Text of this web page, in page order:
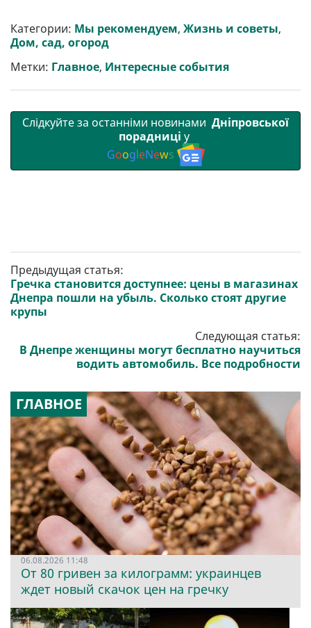
р
и
т
b
o
o
t
e
r
l g
r
s
A
r l
Категории: Мы рекомендуем, Жизнь и советы,
Дом, сад, огород
Метки: Главное, Интересные события
Слідкуйте за останніми новинами Дніпровської
порадниці у
GoogleNews
Предыдущая статья:
Гречка становится доступнее: цены в магазинах
Днепра пошли на убыль. Сколько стоят другие
крупы
Следующая статья:
В Днепре женщины могут бесплатно научиться
водить автомобиль. Все подробности
ГЛАВНОЕ
06.08.2026 11:48
От 80 гривен за килограмм: украинцев
ждет новый скачок цен на гречку